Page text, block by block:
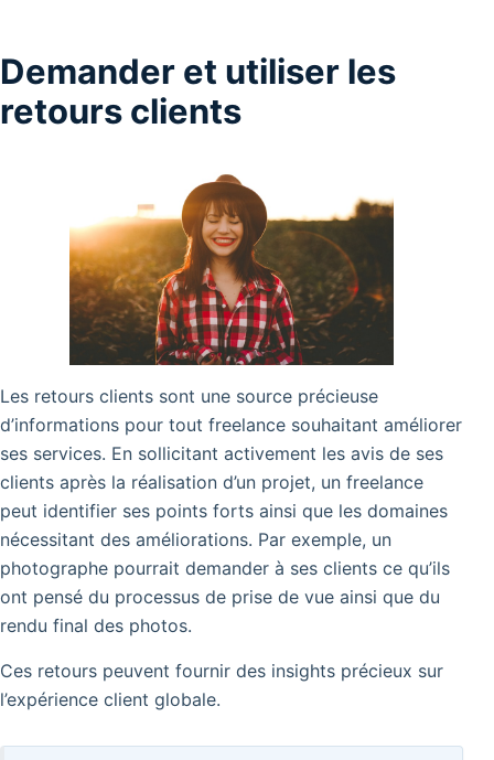
Demander et utiliser les
retours clients
Les retours clients sont une source précieuse
d’informations pour tout freelance souhaitant améliorer
ses services. En sollicitant activement les avis de ses
clients après la réalisation d’un projet, un freelance
peut identifier ses points forts ainsi que les domaines
nécessitant des améliorations. Par exemple, un
photographe pourrait demander à ses clients ce qu’ils
ont pensé du processus de prise de vue ainsi que du
rendu final des photos.
Ces retours peuvent fournir des insights précieux sur
l’expérience client globale.